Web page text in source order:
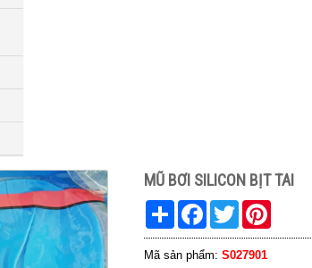
MŨ BƠI SILICON BỊT TAI
Share FacebookTwitter
Mã sản phẩm: S027901